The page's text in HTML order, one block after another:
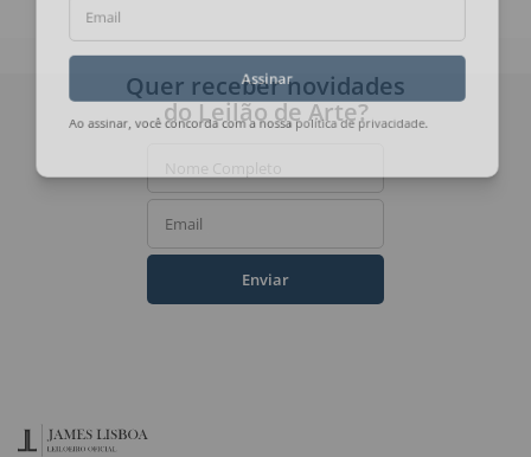
Email
Assinar
Quer receber novidades
do Leilão de Arte?
Nome Completo
Email
Enviar